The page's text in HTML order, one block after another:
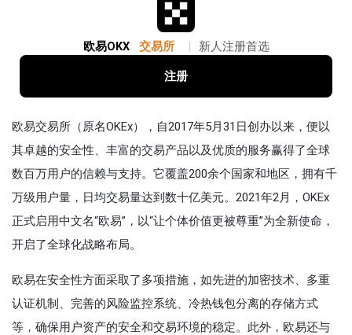
欧易OKX 交易所 新人注册首选
注册
欧易交易所（原名OKEx），自2017年5月31日创办以来，便以
其卓越的安全性、丰富的交易产品以及优质的服务赢得了全球
数百万用户的信赖与支持。它覆盖200余个国家和地区，拥有千
万级用户量，日均交易量达到数十亿美元。2021年2月，OKEx
正式启用中文名“欧易”，以“让个体价值更被尊重”为全新使命，
开启了全球化战略布局。
欧易在安全性方面采取了多项措施，如先进的加密技术、多重
认证机制、完善的风险监控系统、冷热钱包分离的存储方式
等，确保用户资产的安全和交易环境的稳定。此外，欧易还与